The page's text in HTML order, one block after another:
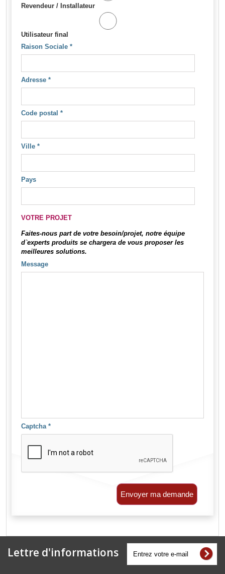
Revendeur / Installateur
Utilisateur final
Raison Sociale *
Adresse *
Code postal *
Ville *
Pays
VOTRE PROJET
Faites-nous part de votre besoin/projet, notre équipe
d`experts produits se chargera de vous proposer les
meilleures solutions.
Message
Captcha *
Envoyer ma demande
Lettre d'informations